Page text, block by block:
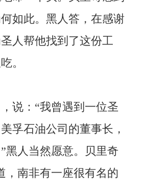
如此。黑人答，在感谢
人帮他找到了这份工
。
：“我曾遇到一位圣
孚石油公司的董事长，
黑人当然愿意。贝里奇
，南非有一座很有名的